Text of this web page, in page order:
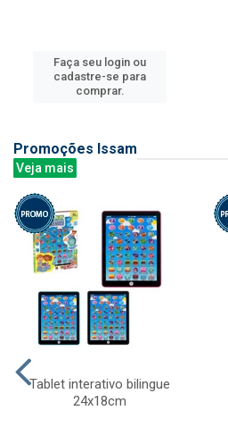
Faça seu login ou
cadastre-se para
comprar.
Promoções Issam
Veja mais
Tablet interativo bilingue
24x18cm